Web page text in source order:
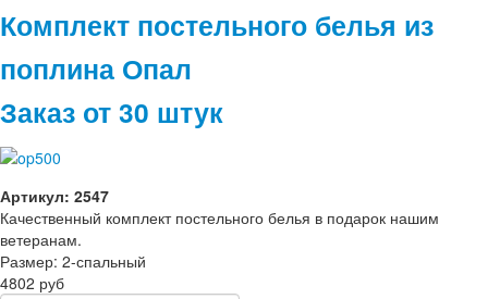
Комплект постельного белья из
поплина Опал
Заказ от 30 штук
Артикул: 2547
Качественный комплект постельного белья в подарок нашим
ветеранам.
Размер: 2-спальный
4802 руб